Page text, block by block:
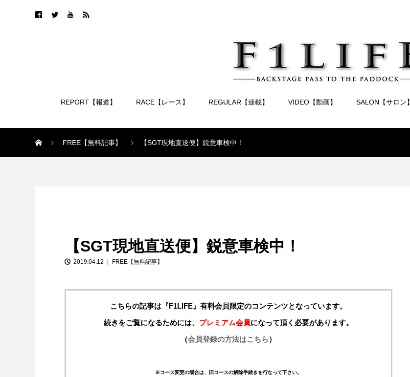
REPORT【報道】 RACE【レース】 REGULAR【連載】 VIDEO【動画】 SALON【サロン】
FREE【無料記事】 【SGT現地直送便】鋭意車検中！
【SGT現地直送便】鋭意車検中！
2019.04.12 FREE【無料記事】
こちらの記事は『F1LIFE』有料会員限定のコンテンツとなっています。
続きをご覧になるためには、 プレミアム会員になって頂く必要があります。
（会員登録の方法はこちら）
※コース変更の場合は、旧コースの解除手続きを行なって下さい。
【特別企画】2026年ホンダの現在地
①「アストンマーティンとの交渉4...
【特別記事】レーシングブルズ、